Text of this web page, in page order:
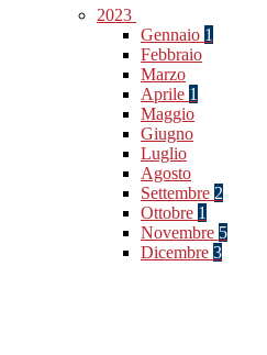
2023
Gennaio 1
Febbraio
Marzo
Aprile 1
Maggio
Giugno
Luglio
Agosto
Settembre 2
Ottobre 1
Novembre 5
Dicembre 3